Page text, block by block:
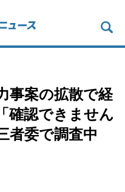
事案の拡散で経
確認できません
者委で調査中